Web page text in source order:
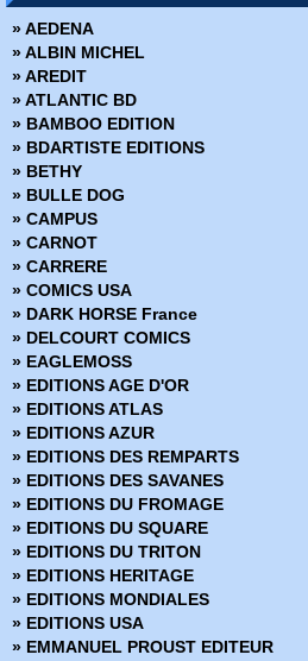
» Harrow County
» Heart in a box
» Hexed Omnibus
» Ignition City
» Jem & les Hologrammes
» Juste un peu de cendres
» Klaus
» Lady Killer
» Lady Mechanika
» Lady Mechanika - Edition collector
» Lazarus
» Letter 44
» Lowlifes
» Marineman
» N de Stephen King
» Nailbiter
» Never Go Home
» Ody-C Omnibus
» Orphelins
» Out There
» Phonogram
» Polar
» Power Rangers
» Power Rangers Pink
» Pretty Deadly
» Ragnarök
» Robbie Burns Witch Hunter
» Roche Limit
» AEDENA
» ALBIN MICHEL
» AREDIT
» ATLANTIC BD
» BAMBOO EDITION
» BDARTISTE EDITIONS
» BETHY
» BULLE DOG
» CAMPUS
» CARNOT
» CARRERE
» COMICS USA
» DARK HORSE France
» DELCOURT COMICS
» EAGLEMOSS
» EDITIONS AGE D'OR
» EDITIONS ATLAS
» EDITIONS AZUR
» EDITIONS DES REMPARTS
» EDITIONS DES SAVANES
» EDITIONS DU FROMAGE
» EDITIONS DU SQUARE
» EDITIONS DU TRITON
» EDITIONS HERITAGE
» EDITIONS MONDIALES
» EDITIONS USA
» EMMANUEL PROUST EDITEUR